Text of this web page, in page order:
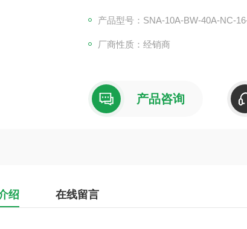
产品型号：SNA-10A-BW-40A-NC-
厂商性质：经销商
产品咨询
绍 在线留言